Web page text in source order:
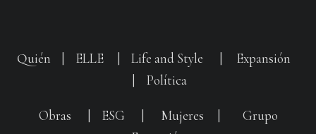
Quién ELLE Life and Style
Expansión
Política
Obras ESG Mujeres
Grupo